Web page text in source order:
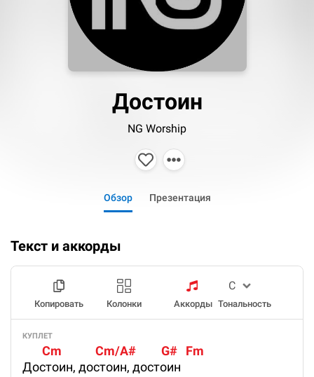
Достоин
NG Worship
Обзор Презентация
Текст и аккорды
Копировать Колонки Аккорды Тональность
КУПЛЕТ
       Cm            Cm/A#         G#   Fm
Достоин, достоин, достоин